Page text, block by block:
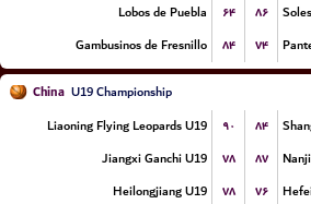
Lobos de Puebla
۶۴ ۸۶
Gambusinos de Fresnillo
۸۴ ۷۴
China U19 Championship
Liaoning Flying Leopards U19
۹۰ ۸۴
Jiangxi Ganchi U19
۷۸ ۸۷
Heilongjiang U19
۷۸ ۷۶